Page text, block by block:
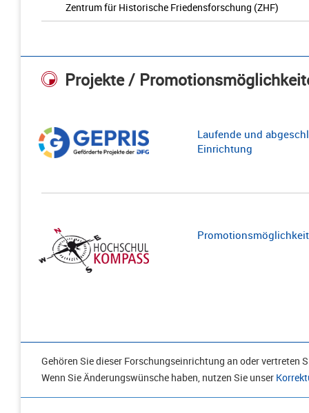
Zentrum für Historische Friedensforschung (ZHF)
Projekte /
Laufende und
Einrichtung
Gehören Sie dieser Forschungseinrichtung an oder vertreten
Wenn Sie Änderungswünsche haben, nutzen Sie unser